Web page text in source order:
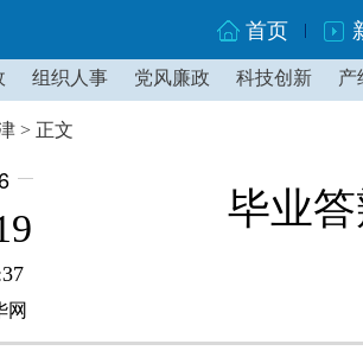
首页
组织人事 党风廉政 科技创新 产
> 正文
网
毕业